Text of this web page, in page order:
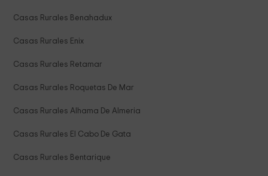
Casas Rurales Benahadux
Casas Rurales Enix
Casas Rurales Retamar
Casas Rurales Roquetas De Mar
Casas Rurales Alhama De Almeria
Casas Rurales El Cabo De Gata
Casas Rurales Bentarique